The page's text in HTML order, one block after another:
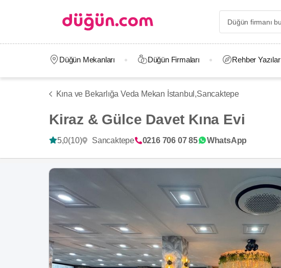
Düğün Mekanları Düğün Firmaları Rehber Yazılar
Kına ve Bekarlığa Veda Mekan İstanbul,Sancaktepe
Kiraz & Gülce Davet Kına Evi
5,0(10) Sancaktepe 0216 706 07 85 WhatsApp